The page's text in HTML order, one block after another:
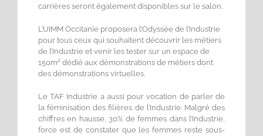
carrières seront également disponibles sur le salon.
L’UIMM Occitanie proposera l’Odyssée de l’Industrie
pour tous ceux qui souhaitent découvrir les métiers
de l’Industrie et venir les tester sur un espace de
150m² dédié aux démonstrations de métiers dont
des démonstrations virtuelles.
Le TAF Industrie a aussi pour vocation de parler de
la féminisation des filières de l’Industrie. Malgré des
chiffres en hausse, 30% de femmes dans l’Industrie,
force est de constater que les femmes reste sous-